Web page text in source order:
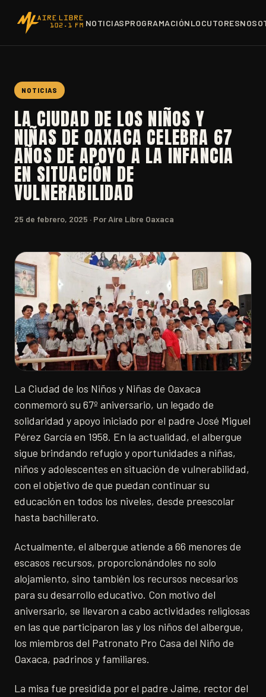
NOTICIASPROGRAMACIÓNLOCUTORES
NOTICIAS
LA CIUDAD DE LOS NIÑOS Y
NIÑAS DE OAXACA CELEBRA 67
AÑOS DE APOYO A LA INFANCIA
EN SITUACIÓN DE
VULNERABILIDAD
25 de febrero, 2025 · Por Aire Libre Oaxaca
La Ciudad de los Niños y Niñas de Oaxaca
conmemoró su 67º aniversario, un legado de
solidaridad y apoyo iniciado por el padre José Miguel
Pérez García en 1958. En la actualidad, el albergue
sigue brindando refugio y oportunidades a niñas,
niños y adolescentes en situación de vulnerabilidad,
con el objetivo de que puedan continuar su
educación en todos los niveles, desde preescolar
hasta bachillerato.
Actualmente, el albergue atiende a 66 menores de
escasos recursos, proporcionándoles no solo
alojamiento, sino también los recursos necesarios
para su desarrollo educativo. Con motivo del
aniversario, se llevaron a cabo actividades religiosas
en las que participaron las y los niños del albergue,
los miembros del Patronato Pro Casa del Niño de
Oaxaca, padrinos y familiares.
La misa fue presidida por el padre Jaime, rector del